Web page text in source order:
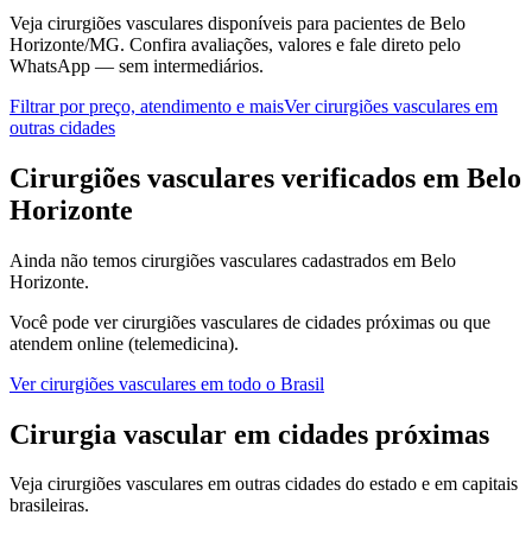
Veja cirurgiões vasculares disponíveis para pacientes de Belo
Horizonte/MG. Confira avaliações, valores e fale direto pelo
WhatsApp — sem intermediários.
Filtrar por preço, atendimento e maisVercirurgiões vasculares em
outras cidades
Cirurgiões vasculares verificados em Belo
Horizonte
Ainda não temos cirurgiões vasculares cadastrados em Belo
Horizonte.
Você pode vercirurgiões vasculares de cidades próximas ou que
atendem online (telemedicina).
Vercirurgiões vasculares em todo o Brasil
Cirurgia vascular em cidades próximas
Veja cirurgiões vasculares em outras cidades do estado e em capitais
brasileiras.